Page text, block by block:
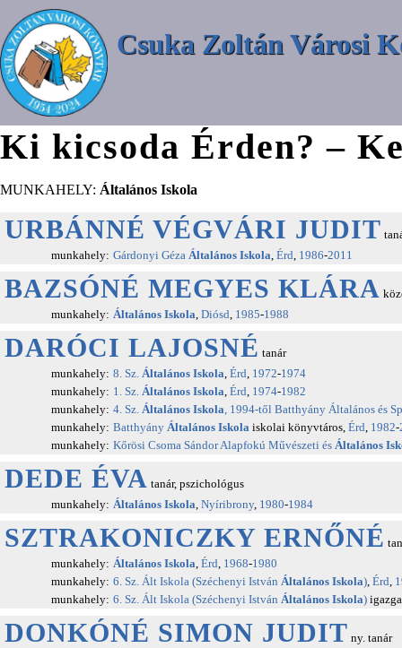
Csuka Zoltán Városi
Ki kicsoda Érden? –
MUNKAHELY: Általános Iskola
URBÁNNÉ VÉGVÁRI JUDIT
munkahely: Gárdonyi Géza Általános Iskola, Érd, 1986-2011
BAZSÓNÉ MEGYES KLÁRA
munkahely: Általános Iskola, Diósd, 1985-1988
DARÓCI LAJOSNÉ tanár
munkahely: 8. Sz. Általános Iskola, Érd, 1972-1974
munkahely: 1. Sz. Általános Iskola, Érd, 1974-1982
munkahely: 4. Sz. Általános Iskola, 1994-től Batthyány Általános és
munkahely: Batthyány Általános Iskola iskolai könyvtáros, Érd, 1982-
munkahely: Kőrösi Csoma Sándor Alapfokú Művészeti és Általános
DEDE ÉVA tanár, pszichológus
munkahely: Általános Iskola, Nyíribrony, 1980-1984
SZTRAKONICZKY ERNŐNÉ
munkahely: Általános Iskola, Érd, 1968-1980
munkahely: 6. Sz. Ált Iskola (Széchenyi István Általános Iskola), Érd,
munkahely: 6. Sz. Ált Iskola (Széchenyi István Általános Iskola)
DONKÓNÉ SIMON JUDIT ny. tanár